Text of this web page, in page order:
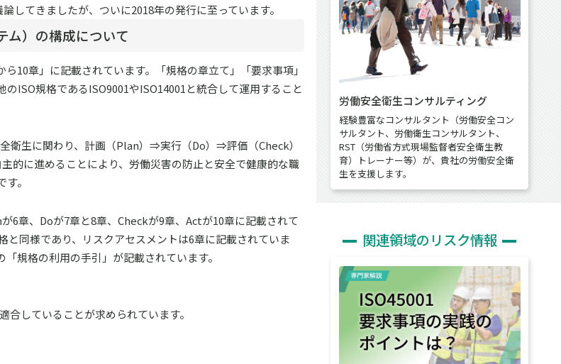
してきましたが、ついに2018年の発行に至っています。
ム）の構成について
10章」に記載されています。「規格の章立て」「要求事項」
ISO規格であるISO9001やISO14001と統合して運用すること
衛生に関わり、計画（Plan）⇒実行（Do）⇒評価（Check）
に進めることにより、労働災害の防止と安全で健康的な職
。
6章、Doが7章と8章、Checkが9章、Actが10章に記載されて
と同様であり、リスクアセスメントは6章に記載されていま
規格の利用の手引」が記載されています。
していることが求められています。
労働安全衛生コンサルティング
経験豊富なコンサルタント（労働安全コン
サルタント、労働衛生コンサルタント、
RST（労働省方式現場監督者安全衛生教
育）トレーナー等）が、貴社の労働安全衛
生を支援します。
関連領域のリスク情報